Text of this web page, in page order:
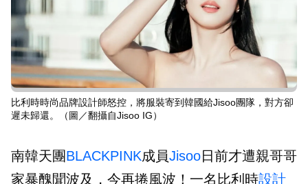
比利時時尚品牌設計師怒控，將服裝寄到韓國給Jisoo團隊，對方卻
遲未歸還。（圖／翻攝自Jisoo IG）
南韓天團BLACKPINK成員Jisoo日前才遭親哥哥
家暴醜聞波及，今再捲風波！一名比利時設計